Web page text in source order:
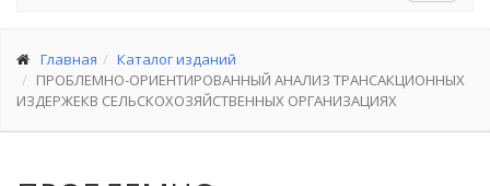
Главная
Каталог изданий
ПРОБЛЕМНО-ОРИЕНТИРОВАННЫЙ АНАЛИЗ ТРАНСАКЦИОННЫХ
ИЗДЕРЖЕКВ СЕЛЬСКОХОЗЯЙСТВЕННЫХ ОРГАНИЗАЦИЯХ